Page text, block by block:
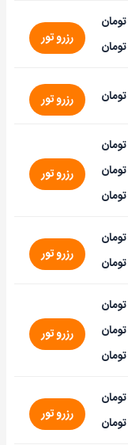
تومان
تومان رزرو تور
تومان رزرو تور
تومان
تومان
تومان
رزرو تور
تومان
تومان رزرو تور
تومان
تومان
تومان
رزرو تور
تومان
تومان رزرو تور